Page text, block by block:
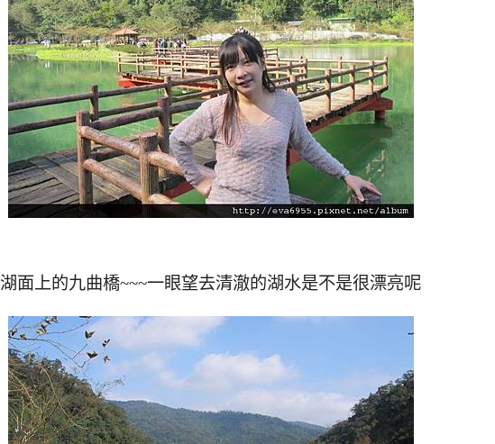
湖面上的九曲橋~~~一眼望去清澈的湖水是不是很漂亮呢